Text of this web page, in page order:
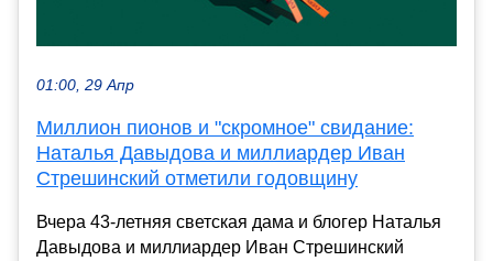
01:00, 29 Апр
Миллион пионов и "скромное" свидание:
Наталья Давыдова и миллиардер Иван
Стрешинский отметили годовщину
Вчера 43-летняя светская дама и блогер Наталья
Давыдова и миллиардер Иван Стрешинский